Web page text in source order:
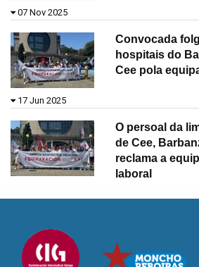
07 Nov 2025
Convocada
hospitais do
Cee pola
17 Jun 2025
O persoal da
de Cee,
reclama a
laboral